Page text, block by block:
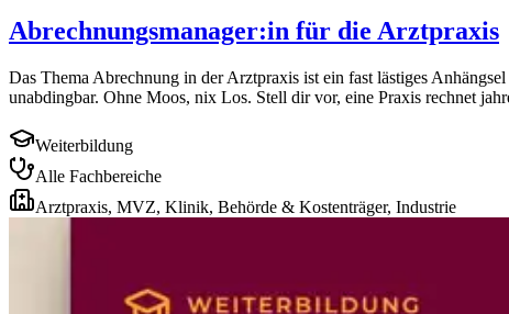
Abrechnungsmanager:in für die Arztpraxis
Das Thema Abrechnung in der Arztpraxis ist ein fast lästiges
unabdingbar. Ohne Moos, nix Los. Stell dir vor, eine Praxis rechnet
Weiterbildung
Alle Fachbereiche
Arztpraxis, MVZ, Klinik, Behörde & Kostenträger, Industrie